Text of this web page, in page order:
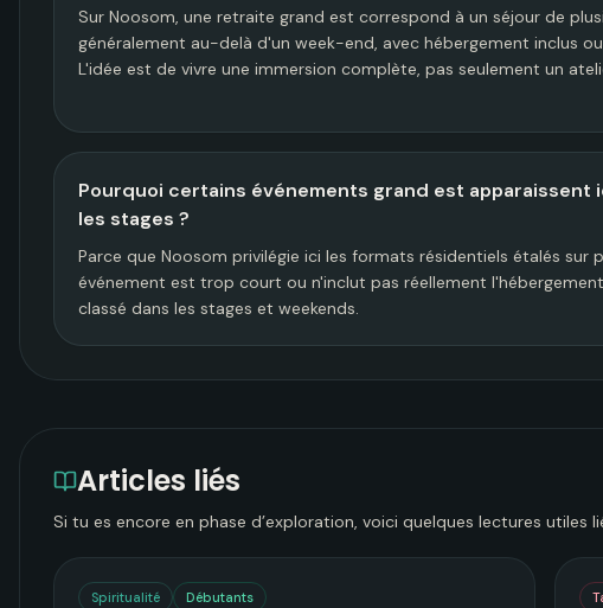
Sur Noosom, une retraite grand est correspond à un séjour de
généralement au-delà d'un week-end, avec hébergement inclus
L'idée est de vivre une immersion complète, pas seulement un
Pourquoi certains événements grand est apparaissent
les stages ?
Parce que Noosom privilégie ici les formats résidentiels étalés sur
événement est trop court ou n'inclut pas réellement
classé dans les stages et weekends.
Articles liés
Si tu es encore en phase d’exploration, voici quelques lectures utiles
Spiritualité Débutants